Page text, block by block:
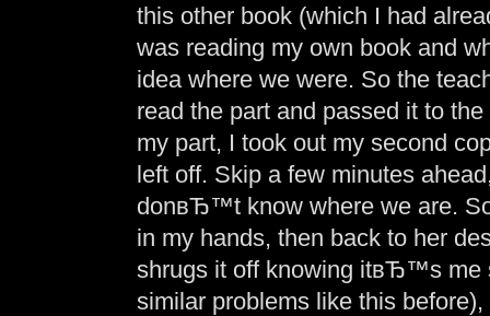
this other book (which I had
was reading my own book and
idea where we were. So the
read the part and passed it to
my part, I took out my second
left off. Skip a few minutes
donвЂ™t know where we are.
in my hands, then back to her
shrugs it off knowing itвЂ™s
similar problems like this